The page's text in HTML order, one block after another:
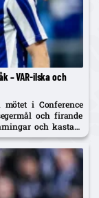
– VAR-ilska och
i Conference
och firande
och kastade
avblåsning trots